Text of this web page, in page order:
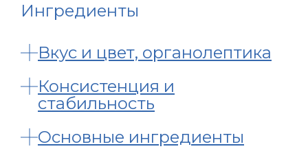
Ингредиенты
Вкус и цвет, органолептика
Консистенция и
стабильность
Основные ингредиенты